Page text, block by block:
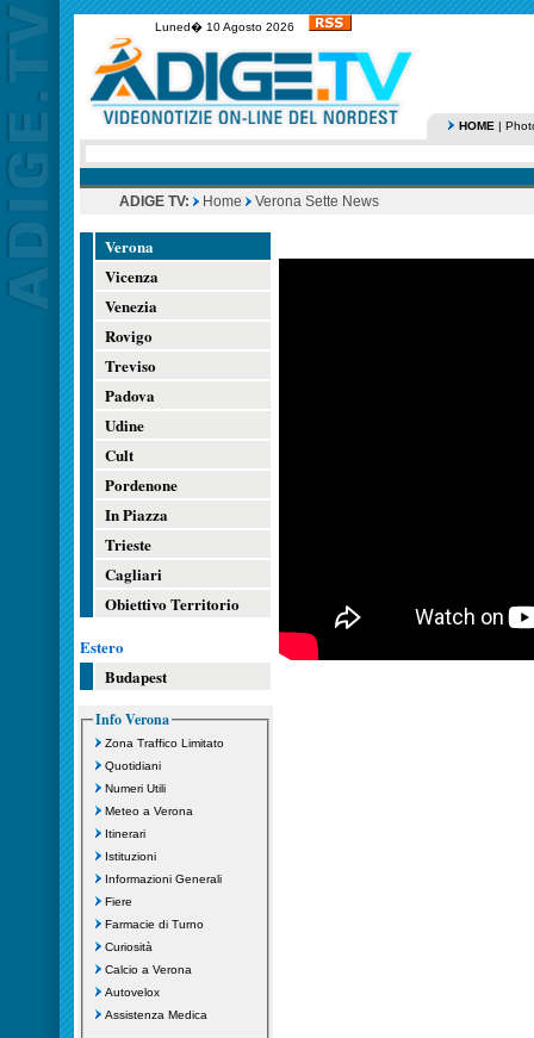
Luned� 10 Agosto 2026
HOME |
ADIGE TV: Home Verona Sette News
Verona
Vicenza
Venezia
Rovigo
Treviso
Padova
Udine
Cult
Pordenone
In Piazza
Trieste
Cagliari
Obiettivo Territorio
Estero
Budapest
Info Verona
Zona Traffico Limitato
Quotidiani
Numeri Utili
Meteo a Verona
Itinerari
Istituzioni
Informazioni Generali
Fiere
Farmacie di Turno
Curiosità
Calcio a Verona
Autovelox
Assistenza Medica